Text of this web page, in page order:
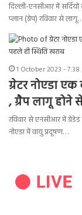
दिल्ली-एनसीआर में
प्लान (ग्रेप) रविवार से
1 October 2023 - 7:38
ग्रेटर नोएडा
, ग्रैप लागू होने
रविवार से एनसीआर में
नोएडा में वायु प्रदूषण…